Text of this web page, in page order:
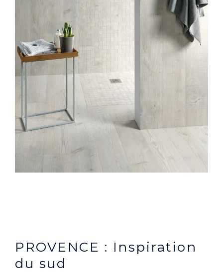
PROVENCE : Inspiration
du sud